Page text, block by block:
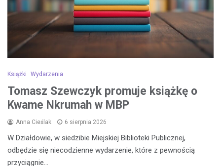
Książki Wydarzenia
Tomasz Szewczyk promuje książkę o
Kwame Nkrumah w MBP
Anna Cieślak 6 sierpnia 2026
W Działdowie, w siedzibie Miejskiej Biblioteki Publicznej,
odbędzie się niecodzienne wydarzenie, które z pewnością
przyciągnie…